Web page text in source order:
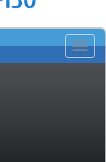
Toggle